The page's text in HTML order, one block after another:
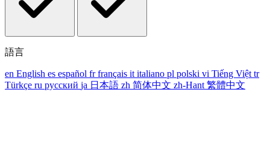
語言
en English es español fr français it italiano pl polski vi Tiếng Việt tr
Türkçe ru русский ja 日本語 zh 简体中文 zh-Hant 繁體中文